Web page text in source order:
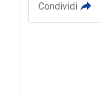
Condividi